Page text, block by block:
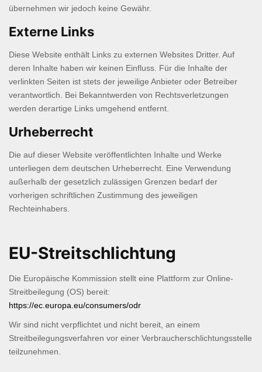
übernehmen wir jedoch keine Gewähr.
Externe Links
Diese Website enthält Links zu externen Websites Dritter. Auf
deren Inhalte haben wir keinen Einfluss. Für die Inhalte der
verlinkten Seiten ist stets der jeweilige Anbieter oder Betreiber
verantwortlich. Bei Bekanntwerden von Rechtsverletzungen
werden derartige Links umgehend entfernt.
Urheberrecht
Die auf dieser Website veröffentlichten Inhalte und Werke
unterliegen dem deutschen Urheberrecht. Eine Verwendung
außerhalb der gesetzlich zulässigen Grenzen bedarf der
vorherigen schriftlichen Zustimmung des jeweiligen
Rechteinhabers.
EU-Streitschlichtung
Die Europäische Kommission stellt eine Plattform zur Online-
Streitbeilegung (OS) bereit:
https://ec.europa.eu/consumers/odr
Wir sind nicht verpflichtet und nicht bereit, an einem
Streitbeilegungsverfahren vor einer Verbraucherschlichtungsstelle
teilzunehmen.